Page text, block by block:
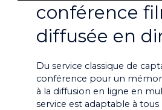
conférence
diffusée en
Du service classique de
conférence pour un
à la diffusion en ligne en
service est adaptable à